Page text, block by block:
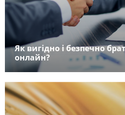
Як вигідно і безпечно
онлайн?